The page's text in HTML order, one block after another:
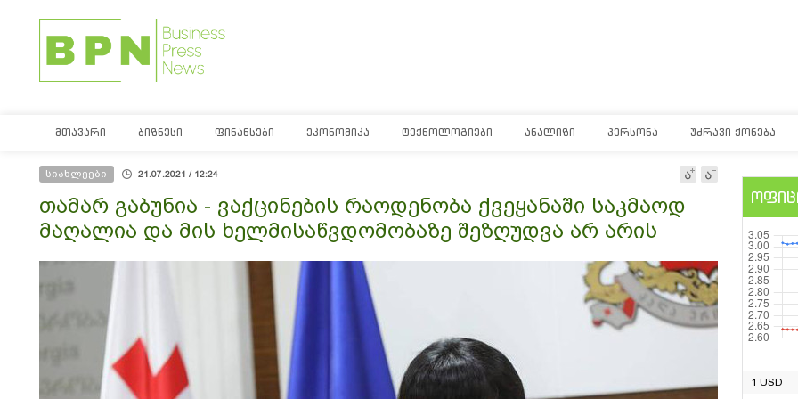
ᲛᲗᲐᲕᲐᲠᲘ ᲑᲘᲖᲜᲔᲡᲘ ᲤᲘᲜᲐᲜᲡᲔᲑᲘ ᲔᲙᲝᲜᲝᲛᲘᲙᲐ ᲢᲔᲥᲜᲝᲚᲝᲒᲘᲔᲑᲘ ᲐᲜᲐᲚᲘᲖᲘ ᲞᲔᲠᲡᲝᲜᲐ ᲣᲫᲠᲐᲕᲘ ᲥᲝᲜᲔᲑᲐ
სიახლეები 21.07.2021 / 12:24
თამარ გაბუნია - ვაქცინების რაოდენობა ქვეყანაში საკმაოდ
მაღალია და მის ხელმისაწვდომობაზე შეზღუდვა არ არის
1 USD